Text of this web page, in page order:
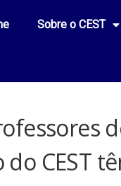
Sobre o CEST
CEST